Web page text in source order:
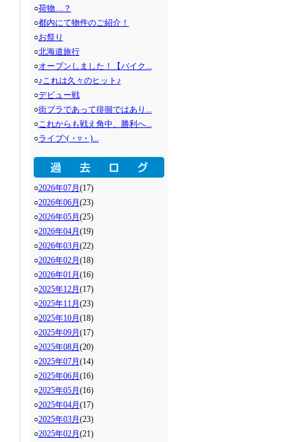
○荷物…？
○都内にて物件のご紹介！
○お祭り
○北海道旅行
○オープンしました！【バイク...
○♪これは久々のヒット♪
○デビュー戦
○街ブラであって徘徊ではあり...
○これからも戦え角中、勝利へ...
○ライブ◝(・▿・)...
○2026年07月 (17)
○2026年06月 (23)
○2026年05月 (25)
○2026年04月 (19)
○2026年03月 (22)
○2026年02月 (18)
○2026年01月 (16)
○2025年12月 (17)
○2025年11月 (23)
○2025年10月 (18)
○2025年09月 (17)
○2025年08月 (20)
○2025年07月 (14)
○2025年06月 (16)
○2025年05月 (16)
○2025年04月 (17)
○2025年03月 (23)
○2025年02月 (21)